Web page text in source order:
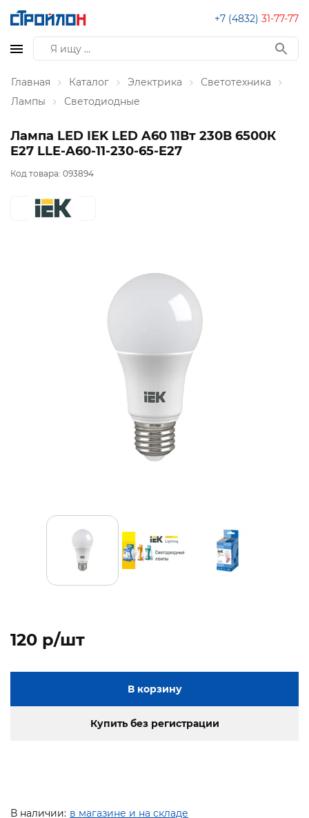
+7 (4832) 31-77-77
Главная Каталог Электрика
Светотехника
Лампы
Светодиодные
Лампа LED IEK LED A60 11Вт 230В 6500К
E27 LLE-A60-11-230-65-E27
Код товара: 093894
120 p/шт
В корзину
Купить без регистрации
В наличии: в магазине и на складе